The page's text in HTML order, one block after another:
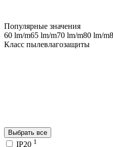
Популярные значения
60 lm/m65 lm/m70 lm/m80 lm/m
Класс пылевлагозащиты
Выбрать все
IP20 1